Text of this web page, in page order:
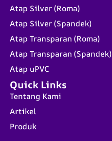
Quick Links
Tentang Kami
Artikel
Produk
Atap Silver (Roma)
Atap Silver (Spandek)
Atap Transparan (Roma)
Atap Transparan (Spandek)
Atap uPVC